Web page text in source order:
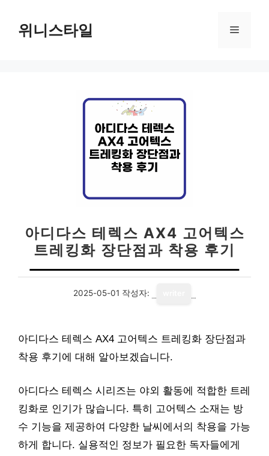
위니스타일 메
아디다스 테렉스 AX4 고어텍스
트레킹화 장단점과 착용 후기
2025-05-01 작성자:
아디다스 테렉스 AX4 고어텍스 트레킹화 장단점과
착용 후기에 대해 알아보겠습니다.
아디다스 테렉스 시리즈는 야외 활동에 적합한 트레
킹화로 인기가 많습니다. 특히 고어텍스 소재는 방
수 기능을 제공하여 다양한 날씨에서의 착용을 가능
하게 합니다. 실용적인 정보가 필요한 독자들에게